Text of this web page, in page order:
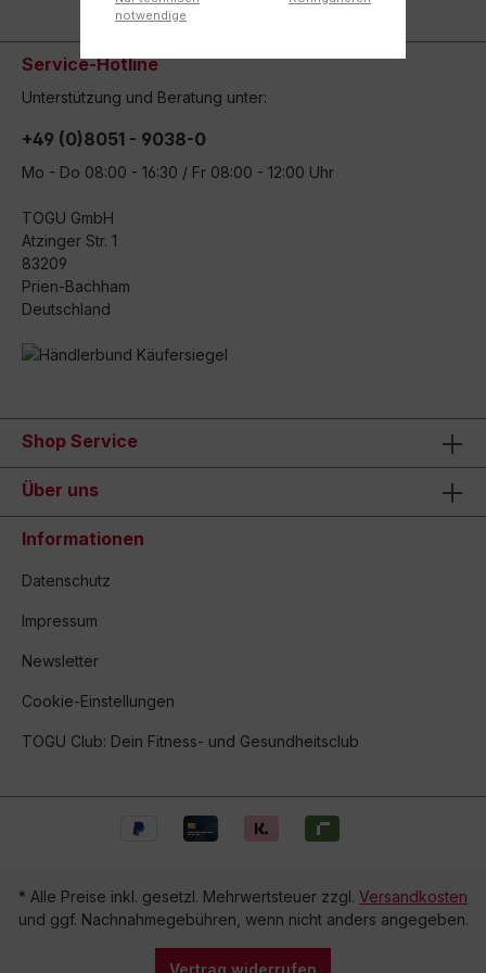
Service-Hotline
Unterstützung und Beratung unter:
+49 (0)8051 - 9038-0
Mo - Do 08:00 - 16:30 / Fr 08:00 - 12:00 Uhr
TOGU GmbH
Atzinger Str. 1
83209
Prien-Bachham
Deutschland
Shop Service
Über uns
Informationen
Datenschutz
Impressum
Newsletter
Cookie-Einstellungen
TOGU Club: Dein Fitness- und Gesundheitsclub
* Alle Preise inkl. gesetzl. Mehrwertsteuer zzgl. Versandkosten
und ggf. Nachnahmegebühren, wenn nicht anders angegeben.
Vertrag widerrufen
notwendige